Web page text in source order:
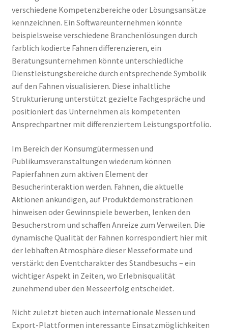
verschiedene Kompetenzbereiche oder Lösungsansätze
kennzeichnen. Ein Softwareunternehmen könnte
beispielsweise verschiedene Branchenlösungen durch
farblich kodierte Fahnen differenzieren, ein
Beratungsunternehmen könnte unterschiedliche
Dienstleistungsbereiche durch entsprechende Symbolik
auf den Fahnen visualisieren. Diese inhaltliche
Strukturierung unterstützt gezielte Fachgespräche und
positioniert das Unternehmen als kompetenten
Ansprechpartner mit differenziertem Leistungsportfolio.
Im Bereich der Konsumgütermessen und
Publikumsveranstaltungen wiederum können
Papierfahnen zum aktiven Element der
Besucherinteraktion werden. Fahnen, die aktuelle
Aktionen ankündigen, auf Produktdemonstrationen
hinweisen oder Gewinnspiele bewerben, lenken den
Besucherstrom und schaffen Anreize zum Verweilen. Die
dynamische Qualität der Fahnen korrespondiert hier mit
der lebhaften Atmosphäre dieser Messeformate und
verstärkt den Eventcharakter des Standbesuchs – ein
wichtiger Aspekt in Zeiten, wo Erlebnisqualität
zunehmend über den Messeerfolg entscheidet.
Nicht zuletzt bieten auch internationale Messen und
Export-Plattformen interessante Einsatzmöglichkeiten